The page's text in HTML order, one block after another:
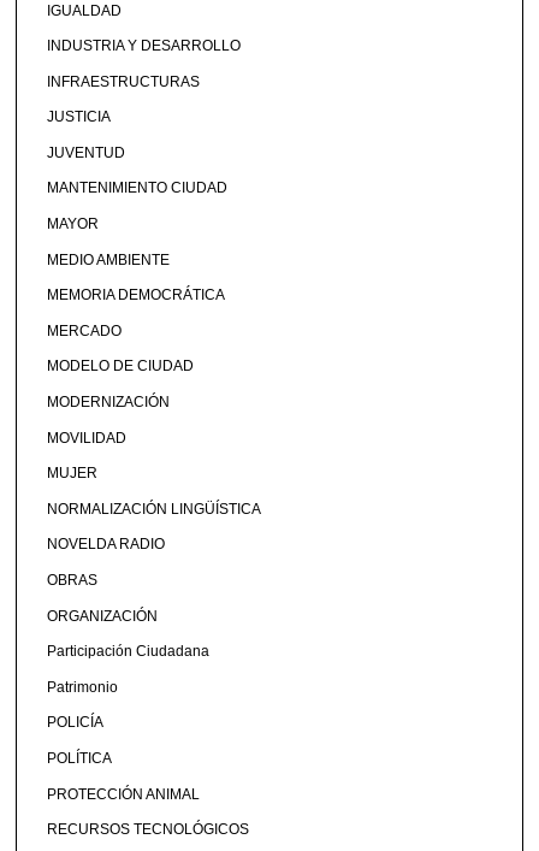
IGUALDAD
INDUSTRIA Y DESARROLLO
INFRAESTRUCTURAS
JUSTICIA
JUVENTUD
MANTENIMIENTO CIUDAD
MAYOR
MEDIO AMBIENTE
MEMORIA DEMOCRÁTICA
MERCADO
MODELO DE CIUDAD
MODERNIZACIÓN
MOVILIDAD
MUJER
NORMALIZACIÓN LINGÜÍSTICA
NOVELDA RADIO
OBRAS
ORGANIZACIÓN
Participación Ciudadana
Patrimonio
POLICÍA
POLÍTICA
PROTECCIÓN ANIMAL
RECURSOS TECNOLÓGICOS